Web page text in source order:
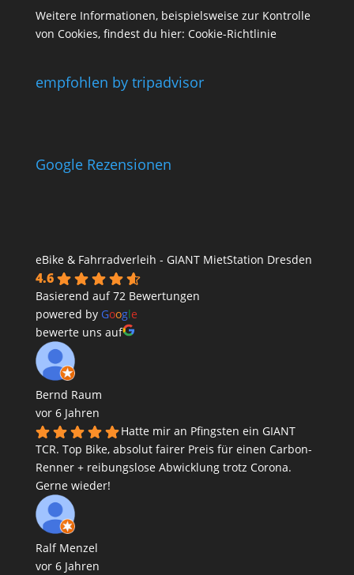
Weitere Informationen, beispielsweise zur Kontrolle
von Cookies, findest du hier: Cookie-Richtlinie
empfohlen by tripadvisor
Google Rezensionen
eBike & Fahrradverleih - GIANT MietStation Dresden
4.6
Basierend auf 72 Bewertungen
powered by Google
bewerte uns auf
Bernd Raum
vor 6 Jahren
Hatte mir an Pfingsten ein GIANT
TCR. Top Bike, absolut fairer Preis für einen Carbon-
Renner + reibungslose Abwicklung trotz Corona.
Gerne wieder!
Ralf Menzel
vor 6 Jahren